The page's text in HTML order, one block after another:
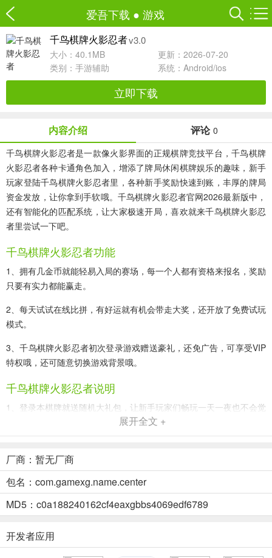
爱吾下载 ● 游戏
千鸟棋牌火影忍者v3.0
大小：40.1MB
更新：2026-07-20
类别： 手游辅助 系统：Android/ios
立即下载
内容介绍 评论 0
千鸟棋牌火影忍者是一款像火影界面的正规棋牌竞技平台，千鸟棋牌
火影忍者各种卡通角色加入，增添了牌局休闲棋牌娱乐的趣味，新手
玩家登陆千鸟棋牌火影忍者里，各种新手奖励快速到账，丰厚的牌局
资金发放，让你拿到手软哦。千鸟棋牌火影忍者官网2026最新版中，
还有智能化的匹配系统，让大家极速开局，喜欢就来千鸟棋牌火影忍
者里尝试一下吧。
千鸟棋牌火影忍者功能
1、拥有几金币就能轻易入局的赛场，每一个人都有资格来报名，奖励
只要有实力都能赢走。
2、每天试试在线比拼，有好运就有机会带走大奖，还开放了免费试玩
模式。
3、千鸟棋牌火影忍者初次登录游戏赠送豪礼，还免广告，可享受VIP
特权哦，还可随意切换游戏背景哦。
千鸟棋牌火影忍者说明
1、登录本棋牌就送随机大礼包，让新手玩家们畅玩一天一夜也不会觉
3、一键登录，高效匹配，凭借自身硬实力去博弈，享受指尖切磋带来
的无限乐趣。
千鸟棋牌火影忍者评测
1、专业的游戏制作团队，六年倾心制作，给玩家最震撼的游戏体验。
展开全文 +
厂商：暂无厂商
包名：com.gamexg.name.center
MD5：c0a188240162cf4eaxgbbs4069edf6789
开发者应用